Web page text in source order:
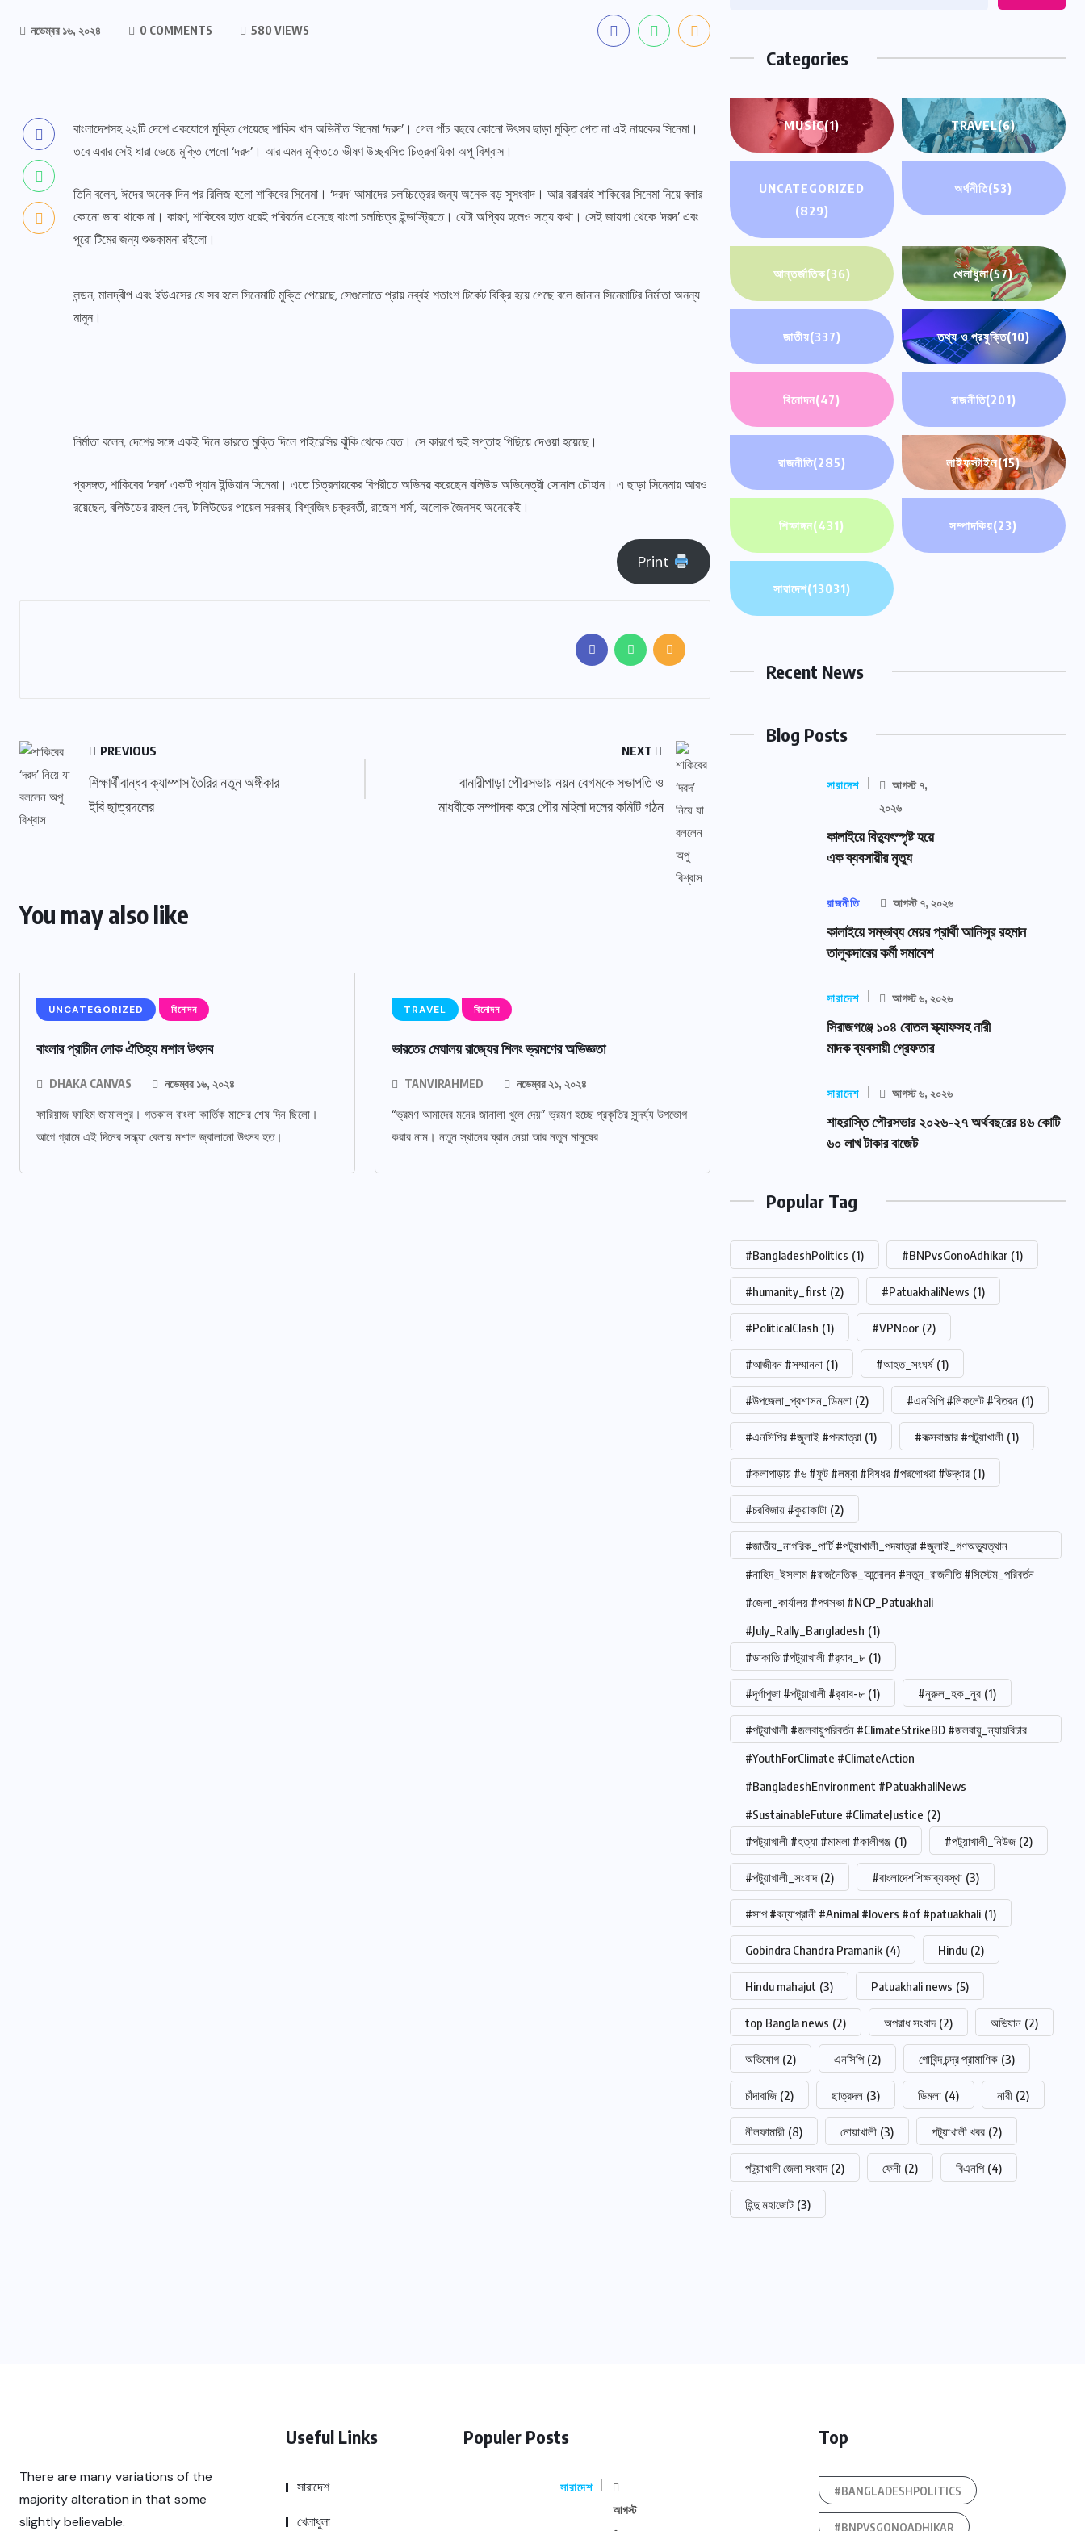
নভেম্বর ১৬, ২০২৪ 0 COMMENTS 580 VIEWS
বাংলাদেশসহ ২২টি দেশে একযোগে মুক্তি পেয়েছে শাকিব খান অভিনীত সিনেমা ‘দরদ’। গেল পাঁচ বছরে কোনো উৎসব ছাড়া মুক্তি পেত না এই নায়কের সিনেমা।
তবে এবার সেই ধারা ভেঙে মুক্তি পেলো ‘দরদ’। আর এমন মুক্তিতে ভীষণ উচ্ছ্বসিত চিত্রনায়িকা অপু বিশ্বাস।
তিনি বলেন, ঈদের অনেক দিন পর রিলিজ হলো শাকিবের সিনেমা। ‘দরদ’ আমাদের চলচ্চিত্রের জন্য অনেক বড় সুসংবাদ। আর বরাবরই শাকিবের সিনেমা নিয়ে বলার
কোনো ভাষা থাকে না। কারণ, শাকিবের হাত ধরেই পরিবর্তন এসেছে বাংলা চলচ্চিত্র ইন্ডাস্ট্রিতে। যেটা অপ্রিয় হলেও সত্য কথা। সেই জায়গা থেকে ‘দরদ’ এবং
পুরো টিমের জন্য শুভকামনা রইলো।
লন্ডন, মালদ্বীপ এবং ইউএসের যে সব হলে সিনেমাটি মুক্তি পেয়েছে, সেগুলোতে প্রায় নব্বই শতাংশ টিকেট বিক্রি হয়ে গেছে বলে জানান সিনেমাটির নির্মাতা অনন্য
মামুন।
নির্মাতা বলেন, দেশের সঙ্গে একই দিনে ভারতে মুক্তি দিলে পাইরেসির ঝুঁকি থেকে যেত। সে কারণে দুই সপ্তাহ পিছিয়ে দেওয়া হয়েছে।
প্রসঙ্গত, শাকিবের ‘দরদ’ একটি প্যান ইন্ডিয়ান সিনেমা। এতে চিত্রনায়কের বিপরীতে অভিনয় করেছেন বলিউড অভিনেত্রী সোনাল চৌহান। এ ছাড়া সিনেমায় আরও
রয়েছেন, বলিউডের রাহুল দেব, টালিউডের পায়েল সরকার, বিশ্বজিৎ চক্রবর্তী, রাজেশ শর্মা, অলোক জৈনসহ অনেকেই।
Print
PREVIOUS
শিক্ষার্থীবান্ধব ক্যাম্পাস তৈরির নতুন অঙ্গীকার
ইবি ছাত্রদলের
NEXT
বানারীপাড়া পৌরসভায় নয়ন বেগমকে সভাপতি ও
মাধবীকে সম্পাদক করে পৌর মহিলা দলের কমিটি গঠন
You may also like
UNCATEGORIZED বিনোদন
বাংলার প্রাচীন লোক ঐতিহ্য মশাল উৎসব
DHAKA CANVAS নভেম্বর ১৬, ২০২৪
ফারিয়াজ ফাহিম জামালপুর। গতকাল বাংলা কার্তিক মাসের শেষ দিন ছিলো।
আগে গ্রামে এই দিনের সন্ধ্যা বেলায় মশাল জ্বালানো উৎসব হত।
TRAVEL বিনোদন
ভারতের মেঘালয় রাজ্যের শিলং ভ্রমণের অভিজ্ঞতা
TANVIRAHMED নভেম্বর ২১, ২০২৪
“ভ্রমণ আমাদের মনের জানালা খুলে দেয়” ভ্রমণ হচ্ছে প্রকৃতির সুন্দর্য্য উপভোগ
করার নাম। নতুন স্থানের ঘ্রান নেয়া আর নতুন মানুষের
Categories
MUSIC(1) TRAVEL(6)
UNCATEGORIZED
(829)
অর্থনীতি(53)
আন্তর্জাতিক(36) খেলাধুলা(57)
জাতীয়(337) তথ্য ও প্রযুক্তি(10)
বিনোদন(47) রাজনীতি(201)
রাজনীতি(285) লাইফস্টাইল(15)
শিক্ষাঙ্গন(431) সম্পাদকিয়(23)
সারাদেশ(13031)
Recent News
Blog Posts
সারাদেশ
আগস্ট ৭,
২০২৬
কালাইয়ে বিদ্যুৎস্পৃষ্ট হয়ে
এক ব্যবসায়ীর মৃত্যু
রাজনীতি আগস্ট ৭, ২০২৬
কালাইয়ে সম্ভাব্য মেয়র প্রার্থী আনিসুর রহমান
তালুকদারের কর্মী সমাবেশ
সারাদেশ আগস্ট ৬, ২০২৬
সিরাজগঞ্জে ১০৪ বোতল স্ক্যাফসহ নারী
মাদক ব্যবসায়ী গ্রেফতার
সারাদেশ আগস্ট ৬, ২০২৬
শাহরাস্তি পৌরসভার ২০২৬-২৭ অর্থবছরের ৪৬ কোটি
৬০ লাখ টাকার বাজেট
Popular Tag
#BangladeshPolitics (1) #BNPvsGonoAdhikar (1)
#humanity_first (2) #PatuakhaliNews (1)
#PoliticalClash (1) #VPNoor (2)
#আজীবন #সম্মাননা (1) #আহত_সংঘর্ষ (1)
#উপজেলা_প্রশাসন_ডিমলা (2) #এনসিপি #লিফলেট #বিতরন (1)
#এনসিপির #জুলাই #পদযাত্রা (1) #কক্সবাজার #পটুয়াখালী (1)
#কলাপাড়ায় #৬ #ফুট #লম্বা #বিষধর #পদ্মগোখরা #উদ্ধার (1)
#চরবিজায় #কুয়াকাটা (2)
#জাতীয়_নাগরিক_পার্টি #পটুয়াখালী_পদযাত্রা #জুলাই_গণঅভ্যুত্থান
#নাহিদ_ইসলাম #রাজনৈতিক_আন্দোলন #নতুন_রাজনীতি #সিস্টেম_পরিবর্তন
#জেলা_কার্যালয় #পথসভা #NCP_Patuakhali
#July_Rally_Bangladesh (1)
#ডাকাতি #পটুয়াখালী #র‍্যাব_৮ (1)
#দূর্গাপুজা #পটুয়াখালী #র‍্যাব-৮ (1) #নুরুল_হক_নুর (1)
#পটুয়াখালী #জলবায়ুপরিবর্তন #ClimateStrikeBD #জলবায়ু_ন্যায়বিচার
#YouthForClimate #ClimateAction
#BangladeshEnvironment #PatuakhaliNews
#SustainableFuture #ClimateJustice (2)
#পটুয়াখালী #হত্যা #মামলা #কালীগঞ্জ (1) #পটুয়াখালী_নিউজ (2)
#পটুয়াখালী_সংবাদ (2) #বাংলাদেশশিক্ষাব্যবস্থা (3)
#সাপ #বন্যাপ্রানী #Animal #lovers #of #patuakhali (1)
Gobindra Chandra Pramanik (4) Hindu (2)
Hindu mahajut (3) Patuakhali news (5)
top Bangla news (2) অপরাধ সংবাদ (2) অভিযান (2)
অভিযোগ (2) এনসিপি (2) গোবিন্দ চন্দ্র প্রামাণিক (3)
চাঁদাবাজি (2) ছাত্রদল (3) ডিমলা (4) নারী (2)
নীলফামারী (8) নোয়াখালী (3) পটুয়াখালী খবর (2)
পটুয়াখালী জেলা সংবাদ (2) ফেনী (2) বিএনপি (4)
হিন্দু মহাজোট (3)
There are many variations of the
majority alteration in that some
slightly believable.
Useful Links
সারাদেশ
খেলাধুলা
Populer Posts
সারাদেশ
আগস্ট
Top
#BANGLADESHPOLITICS
#BNPVSGONOADHIKAR